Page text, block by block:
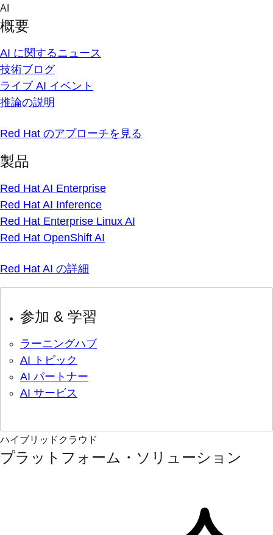
Skip
content
AI
概要
AI に関するニュース
技術ブログ
ライブ AI イベント
推論の説明
Red Hat のアプローチを見る
製品
Red Hat AI Enterprise
Red Hat AI Inference
Red Hat Enterprise Linux AI
Red Hat OpenShift AI
Red Hat AI の詳細
参加 & 学習
ラーニングハブ
AI トピック
AI パートナー
AI サービス
ハイブリッドクラウド
プラットフォーム・ソリューション